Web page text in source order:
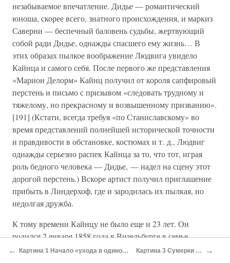
незабываемое впечатление. Дидье — романтический
юноша, скорее всего, знатного происхождения, и маркиз
Саверни — беспечный баловень судьбы, жертвующий
собой ради Дидье, однажды спасшего ему жизнь… В
этих образах пылкое воображение Людвига увидело
Кайнца и самого себя. После первого же представления
«Марион Делорм» Кайнц получил от короля сапфировый
перстень и письмо с призывом «следовать трудному и
тяжелому, но прекрасному и возвышенному призванию».
[191] (Кстати, всегда требуя «по Станиславскому» во
время представлений полнейшей исторической точности
и правдивости в обстановке, костюмах и т. д., Людвиг
однажды серьезно распек Кайнца за то, что тот, играя
роль бедного человека — Дидье, — надел на сцену этот
дорогой перстень.) Вскоре артист получил приглашение
прибыть в Линдерхоф, где и зародилась их пылкая, но
недолгая дружба.
К тому времени Кайнцу не было еще и 23 лет. Он
родился 2 января 1858 года в Визельбурге в семье
железнодорожного чиновника, правда, бывшего актера.
← Картина 1 Начало «ухода в одиночество» Картина 3 Сумерки богов →